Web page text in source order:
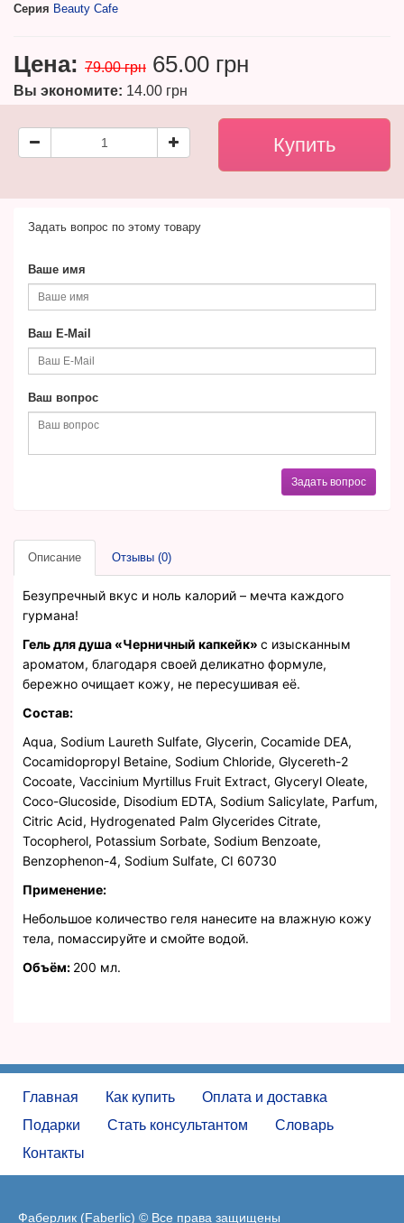
Серия Beauty Cafe
Цена: 79.00 грн 65.00 грн
Вы экономите: 14.00 грн
Задать вопрос по этому товару
Ваше имя
Ваш E-Mail
Ваш вопрос
Задать вопрос
Описание Отзывы (0)
Безупречный вкус и ноль калорий – мечта каждого
гурмана!
Гель для душа «Черничный капкейк» с изысканным
ароматом, благодаря своей деликатно формуле,
бережно очищает кожу, не пересушивая её.
Состав:
Aqua, Sodium Laureth Sulfate, Glycerin, Cocamide DEA,
Cocamidopropyl Betaine, Sodium Chloride, Glycereth-2
Cocoate, Vaccinium Myrtillus Fruit Extract, Glyceryl Oleate,
Coco-Glucoside, Disodium EDTA, Sodium Salicylate, Parfum,
Citric Acid, Hydrogenated Palm Glycerides Citrate,
Tocopherol, Potassium Sorbate, Sodium Benzoate,
Benzophenon-4, Sodium Sulfate, CI 60730
Применение:
Небольшое количество геля нанесите на влажную кожу
тела, помассируйте и смойте водой.
Объём: 200 мл.
Главная Как купить
Оплата и доставка
Подарки
Стать консультантом
Словарь
Контакты
Фаберлик (Faberlic) © Все права защищены